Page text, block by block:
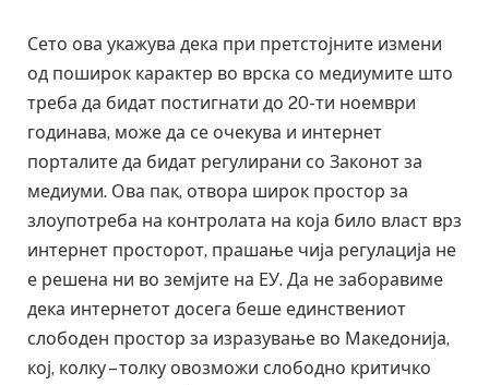
Сето ова укажува дека при претстојните измени
од поширок карактер во врска со медиумите што
треба да бидат постигнати до 20-ти ноември
годинава, може да се очекува и интернет
порталите да бидат регулирани со Законот за
медиуми. Ова пак, отвора широк простор за
злоупотреба на контролата на која било власт врз
интернет просторот, прашање чија регулација не
е решена ни во земјите на ЕУ. Да не заборавиме
дека интернетот досега беше единствениот
слободен простор за изразување во Македонија,
кој, колку – толку овозможи слободно критичко